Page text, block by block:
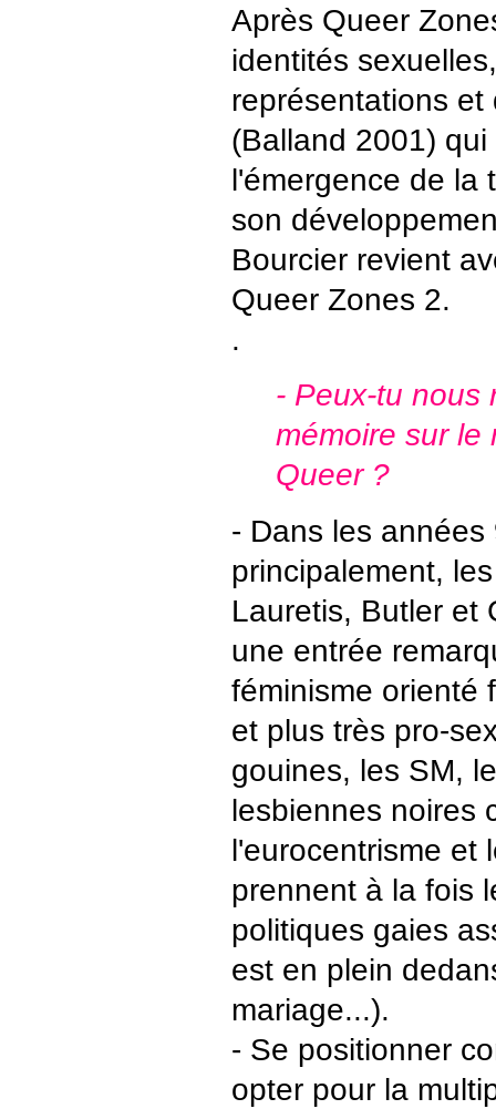
Après Queer
identités
représentations et
(Balland 2001)
l'émergence de la
son
Bourcier revient
Queer Zones 2.
.
- Peux-tu nous
mémoire sur le
Queer ?
- Dans les
principalement,
Lauretis, Butler et
une entrée
féminisme orienté
et plus très pro-
gouines, les SM,
lesbiennes noires
l'eurocentrisme et
prennent à la fois
politiques gaies
est en plein
mariage...).
- Se positionner
opter pour la